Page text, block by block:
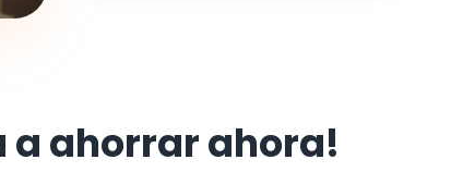
a ahorrar ahora!